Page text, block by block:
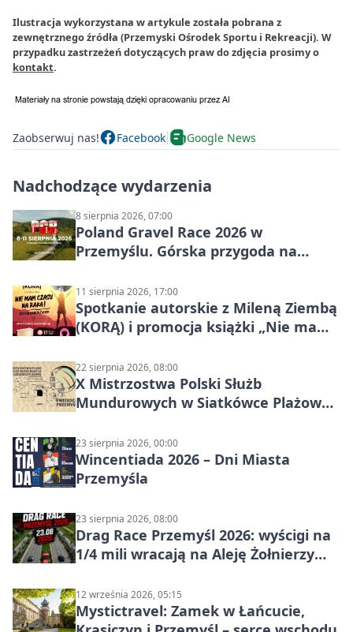
Ilustracja wykorzystana w artykule została pobrana z
zewnętrznego źródła (Przemyski Ośrodek Sportu i Rekreacji). W
przypadku zastrzeżeń dotyczących praw do zdjęcia prosimy o
kontakt.
Zaobserwuj nas! Facebook Google News
Nadchodzące wydarzenia
8 sierpnia 2026, 07:00
Poland Gravel Race 2026 w
Przemyślu. Górska przygoda na
11 sierpnia 2026, 17:00
Spotkanie autorskie z Mileną Ziembą
(KORĄ) i promocja książki „Nie mam
22 sierpnia 2026, 08:00
X Mistrzostwa Polski Służb
Mundurowych w Siatkówce Plażowej
23 sierpnia 2026, 00:00
Wincentiada 2026 – Dni Miasta
Przemyśla
23 sierpnia 2026, 08:00
Drag Race Przemyśl 2026: wyścigi na
1/4 mili wracają na Aleję Żołnierzy
12 września 2026, 05:15
Mystictravel: Zamek w Łańcucie,